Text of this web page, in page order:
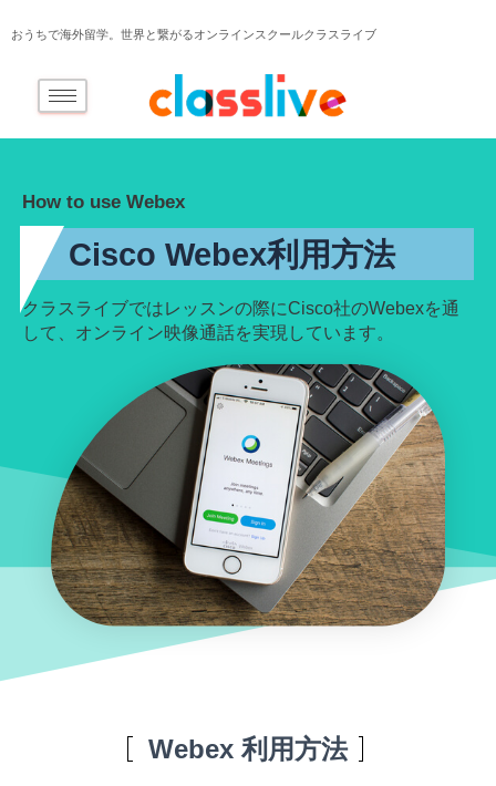
おうちで海外留学。世界と繋がるオンラインスクールクラスライブ
How to use Webex
Cisco Webex利用方法​​
クラスライブではレッスンの際にCisco社のWebexを通
して、オンライン映像通話を実現しています。
Webex 利用方法